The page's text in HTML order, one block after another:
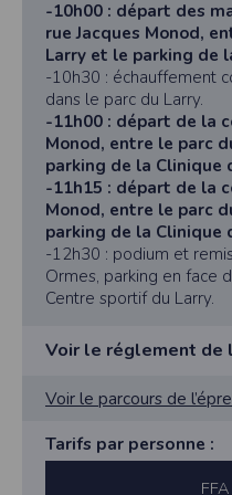
2025 à 23h59.
Pas d’inscriptions après
> Article 4 : Nombre de
Pour un bon
nombre d’engagés est
500 (courses et marches
seront closes sans
l’enregistrement du 7
> Article 5 : Justificatifs
Les participants aux
chronométré ou non. Les
documents à fournir
chronométrés.
a. Choix de la course
comme une épreuve de
présentation obligatoire
les participants à
• d’une licence Athlé
Athlé running délivrée
FFA, ou d’un « Pass’
-10h00 : départ des
rue Jacques Monod,
Larry et le parking de
-10h30 : échauffement
dans le parc du Larry.
-11h00 : départ de la
Monod, entre le parc
parking de la Clinique
-11h15 : départ de la
Monod, entre le parc
parking de la Clinique
-12h30 : podium et
Ormes, parking en face
Centre sportif du Larry.
Voir le réglement de
Programme et
Dimanche 6 octobre 2024
Courses et Marches
Voir le parcours de
Tarifs par personne :
des informations à partir des photos
Cette application ne requiert pas
Informations sur le
Aucun paiement n'étant effectué
vos cartes de crédit ou de débit ne
Traduction in English :
This app requires camera
photo to the gallery. We collect
does not require information from
Payment information
No payment is made within the
debit cards will be collected.